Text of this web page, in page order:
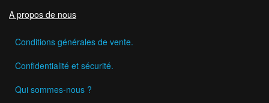
A propos de nous
Conditions générales de vente.
Confidentialité et sécurité.
Qui sommes-nous ?